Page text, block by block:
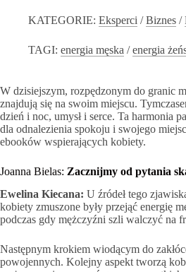
KATEGORIE: Eksperci /Biznes /
TAGI: energia męska /energia
W dzisiejszym, rozpędzonym do granic
znajdują się na swoim miejscu.
dzień i noc, umysł i serce. Ta harmonia
dla odnalezienia spokoju i swojego
ebooków wspierających kobiety.
Joanna Bielas: Zacznijmy od pytania
Ewelina Kiecana: U źródeł tego
kobiety zmuszone były przejąć energię
podczas gdy mężczyźni szli walczyć na
Następnym krokiem wiodącym do
powojennych. Kolejny aspekt tworzą